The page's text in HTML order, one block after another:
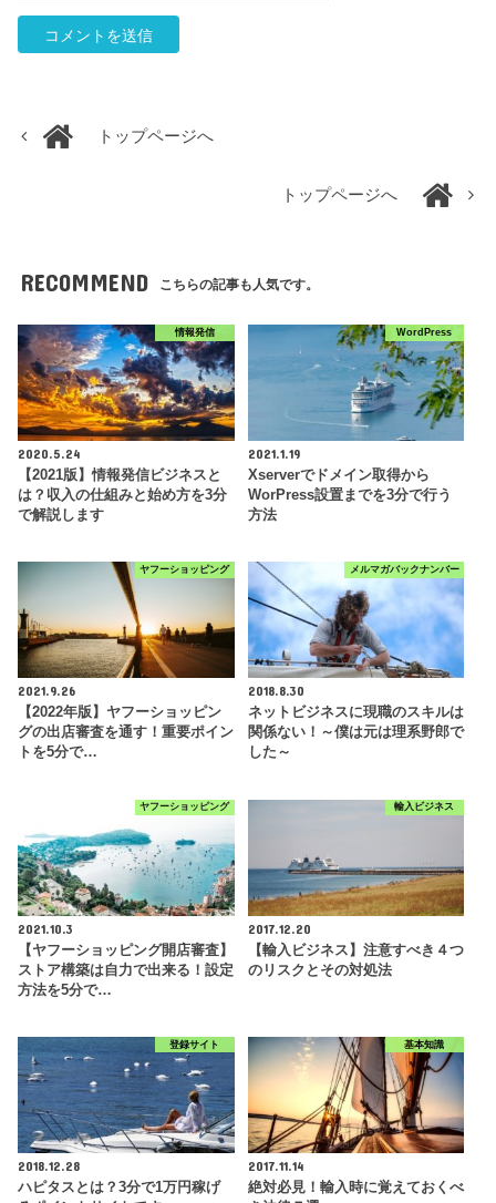
トップページへ
トップページへ
RECOMMEND こちらの記事も人気です。
情報発信
2020.5.24
【2021版】情報発信ビジネスと
は？収入の仕組みと始め方を3分
で解説します
WordPress
2021.1.19
Xserverでドメイン取得から
WorPress設置までを3分で行う
方法
ヤフーショッピング
2021.9.26
【2022年版】ヤフーショッピン
グの出店審査を通す！重要ポイン
トを5分で…
メルマガバックナンバー
2018.8.30
ネットビジネスに現職のスキルは
関係ない！～僕は元は理系野郎で
した～
ヤフーショッピング
2021.10.3
【ヤフーショッピング開店審査】
ストア構築は自力で出来る！設定
方法を5分で…
輸入ビジネス
2017.12.20
【輸入ビジネス】注意すべき４つ
のリスクとその対処法
登録サイト
2018.12.28
ハピタスとは？3分で1万円稼げ
基本知識
2017.11.14
絶対必見！輸入時に覚えておくべ